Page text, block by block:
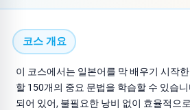
코스 개요
이 코스에서는 일본어를 막 배우기 시작
할 150개의 중요 문법을 학습할 수 있습
되어 있어, 불필요한 낭비 없이 효율적으